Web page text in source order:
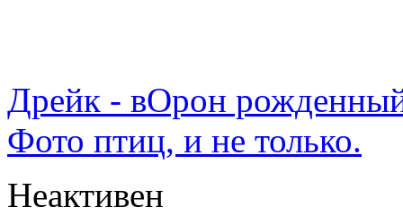
Дрейк - вОрон
Фото птиц, и не только.
Неактивен